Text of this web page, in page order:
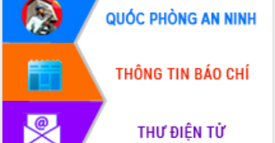
quốc phòng, quân sự địa phương năm
2026
Đắk Lắk tập trung toàn lực khắc phục
tồn tại IUU, sẵn sàng làm việc với
Đoàn thanh tra EC
Chủ tịch UBND tỉnh Tạ Anh Tuấn thăm,
chúc mừng các bệnh viện nhân Ngày
Thầy thuốc Việt Nam
Rộn ràng lễ hội truyền thống Sông
nước Đà Nông lần thứ I năm 2026